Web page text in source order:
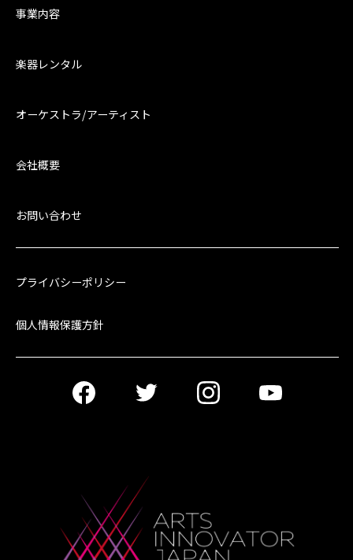
事業内容
楽器レンタル
オーケストラ/アーティスト
会社概要
お問い合わせ
プライバシーポリシー
個人情報保護方針